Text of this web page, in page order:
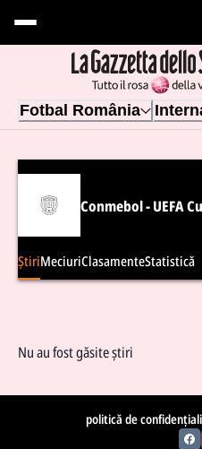
Fotbal România
Conmebol - UEFA
ȘtiriMeciuriClasamenteStatistică
Nu au fost găsite știri
politică de